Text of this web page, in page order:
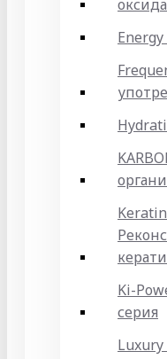
Ki-
серия
Luxury